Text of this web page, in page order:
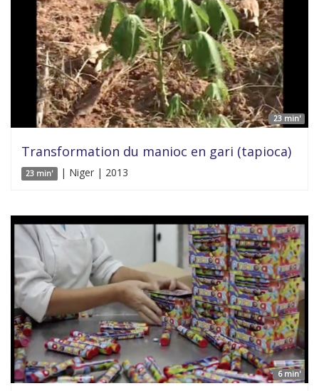
23 min'
Transformation du manioc en gari (tapioca)
23 min' | Niger | 2013
6 min'